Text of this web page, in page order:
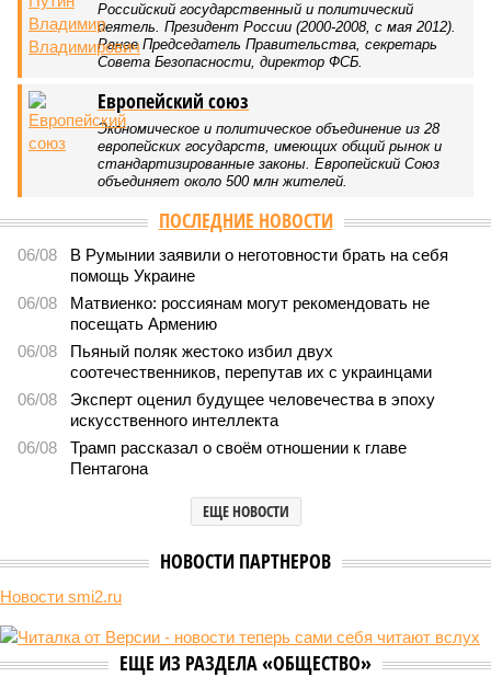
Российский государственный и политический
деятель. Президент России (2000-2008, с мая 2012).
Ранее Председатель Правительства, секретарь
Совета Безопасности, директор ФСБ.
Европейский союз
Экономическое и политическое объединение из 28
европейских государств, имеющих общий рынок и
стандартизированные законы. Европейский Союз
объединяет около 500 млн жителей.
ПОСЛЕДНИЕ НОВОСТИ
06/08
В Румынии заявили о неготовности брать на себя
помощь Украине
06/08
Матвиенко: россиянам могут рекомендовать не
посещать Армению
06/08
Пьяный поляк жестоко избил двух
соотечественников, перепутав их с украинцами
06/08
Эксперт оценил будущее человечества в эпоху
искусственного интеллекта
06/08
Трамп рассказал о своём отношении к главе
Пентагона
ЕЩЕ НОВОСТИ
НОВОСТИ ПАРТНЕРОВ
Новости smi2.ru
ЕЩЕ ИЗ РАЗДЕЛА «ОБЩЕСТВО»